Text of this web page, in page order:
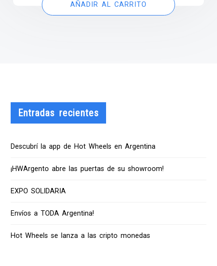
AÑADIR AL CARRITO
Entradas recientes
Descubrí la app de Hot Wheels en Argentina
¡HWArgento abre las puertas de su showroom!
EXPO SOLIDARIA
Envíos a TODA Argentina!
Hot Wheels se lanza a las cripto monedas